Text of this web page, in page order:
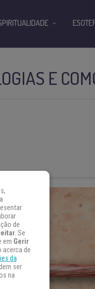
E
de
. Se
em Gerir
acerca de
da
ser
na